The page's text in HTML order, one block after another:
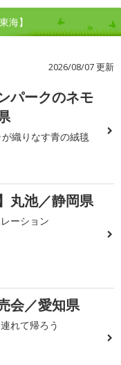
海】
2026/08/07 更新
パークのネモ
織りなす青の絨毯
丸池／静岡県
ーション
会／愛知県
れて帰ろう